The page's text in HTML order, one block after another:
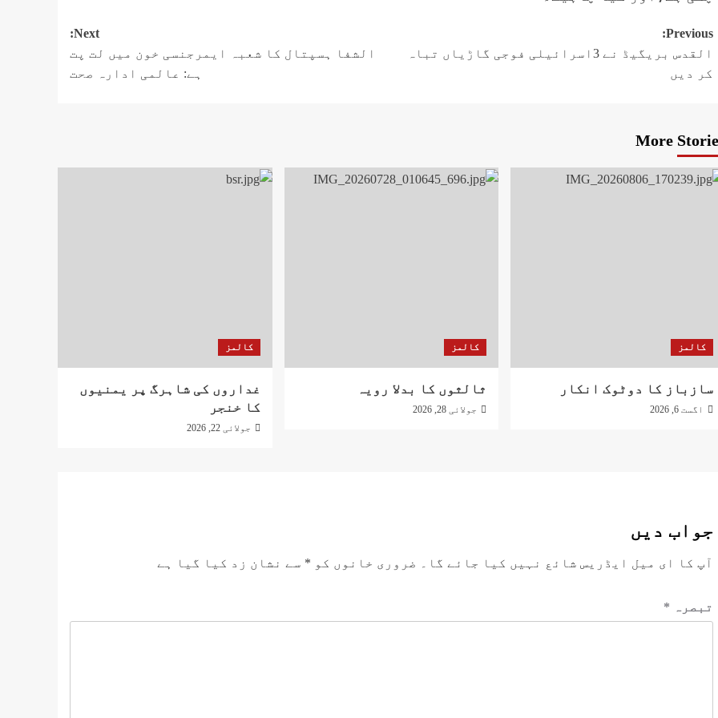
Previous:
القدس بریگیڈ نے 3اسرائیلی فوجی گاڑیاں تباہ
کر دیں
Next:
الشفا ہسپتال کا شعبہ ایمرجنسی خون میں لت پت
ہے: عالمی ادارہ صحت
More
کالمز
سازباز کا دوٹوک انکار
اگست 6, 2026
کالمز
ثالثوں کا بدلا رویہ
جولائی 28, 2026
کالمز
غداروں کی شاہرگ پر یمنیوں
کا خنجر
جولائی 22, 2026
جواب دیں
آپ کا ای میل ایڈریس شائع نہیں کیا جائے گا۔ ضروری خانوں کو * سے نشان زد کیا گیا ہے
تبصرہ *